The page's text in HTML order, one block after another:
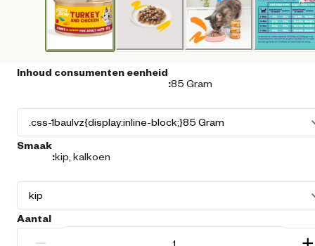
Inhoud consumenten eenheid
:85 Gram
Smaak
:kip, kalkoen
Aantal